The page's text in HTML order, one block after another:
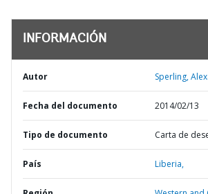
INFORMACIÓN
Autor Sperling,
Fecha del documento 2014/02/13
Tipo de documento Carta de
País Liberia,